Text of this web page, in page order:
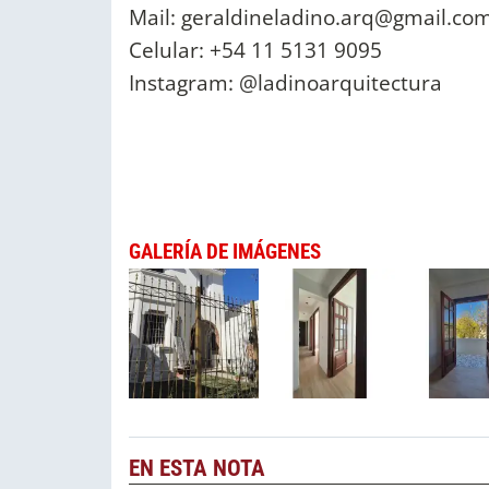
Mail:
Celular: +54 11 5131 9095
Instagram: @ladinoarquitectura
GALERÍA DE IMÁGENES
EN ESTA NOTA